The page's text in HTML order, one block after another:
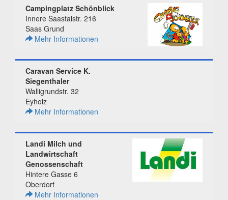
Campingplatz Schönblick
Innere Saastalstr. 216
Saas Grund
Mehr Informationen
Caravan Service K.
Siegenthaler
Walligrundstr. 32
Eyholz
Mehr Informationen
Landi Milch und
Landwirtschaft
Genossenschaft
Hintere Gasse 6
Oberdorf
Mehr Informationen